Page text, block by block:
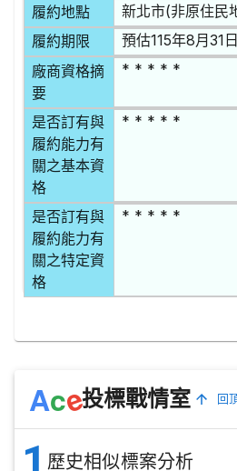
履約地點
新北市(非原住民
履約期限 預估115年8月31日
廠商資格摘
要
* * * * *
是否訂有與
履約能力有
關之基本資
格
* * * * *
是否訂有與
履約能力有
關之特定資
格
* * * * *
Ace投標戰情室 回
歷史相似標案分析